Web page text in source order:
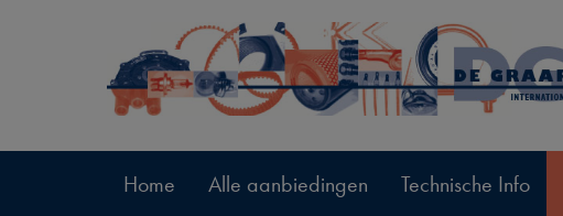
Home Alle aanbiedingen Technische Info